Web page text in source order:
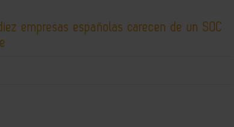
empresas españolas carecen de un SOC